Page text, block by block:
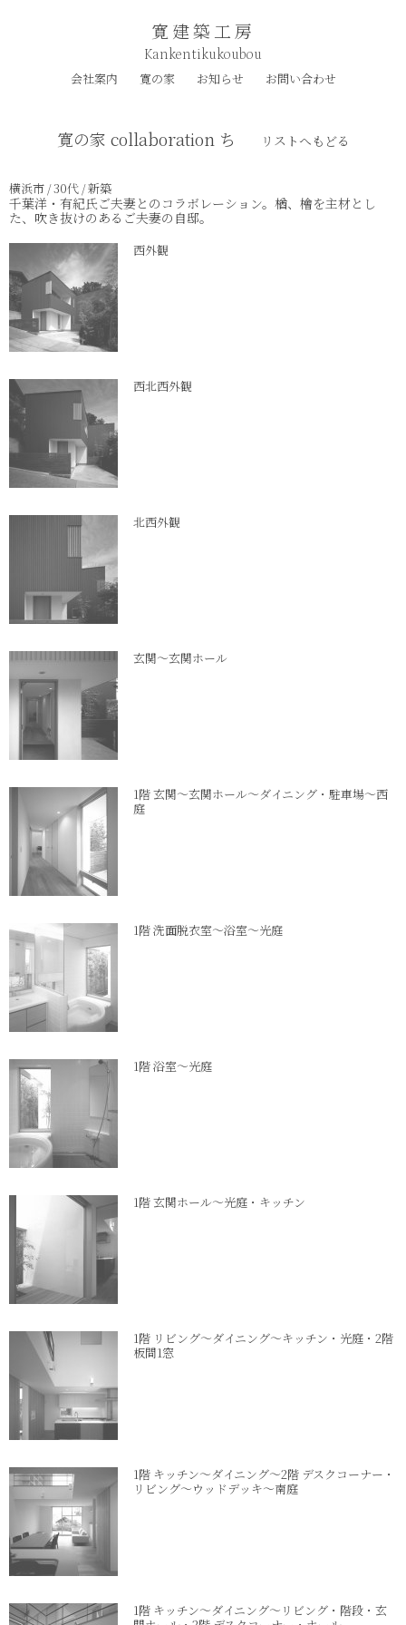
寛建築工房
Kankentikukoubou
会社案内 寛の家 お知らせ お問い合わせ
寛の家 collaboration ち リストへもどる
横浜市 / 30代 / 新築
千葉洋・有紀氏ご夫妻とのコラボレーション。楢、檜を主材とし
た、吹き抜けのあるご夫妻の自邸。
西外観
西北西外観
北西外観
玄関～玄関ホール
1階 玄関～玄関ホール～ダイニング・駐車場～西
庭
1階 洗面脱衣室～浴室～光庭
1階 浴室～光庭
1階 玄関ホール～光庭・キッチン
1階 リビング～ダイニング～キッチン・光庭・2階
板間1窓
1階 キッチン～ダイニング～2階 デスクコーナー・
リビング～ウッドデッキ～南庭
1階 キッチン～ダイニング～リビング・階段・玄